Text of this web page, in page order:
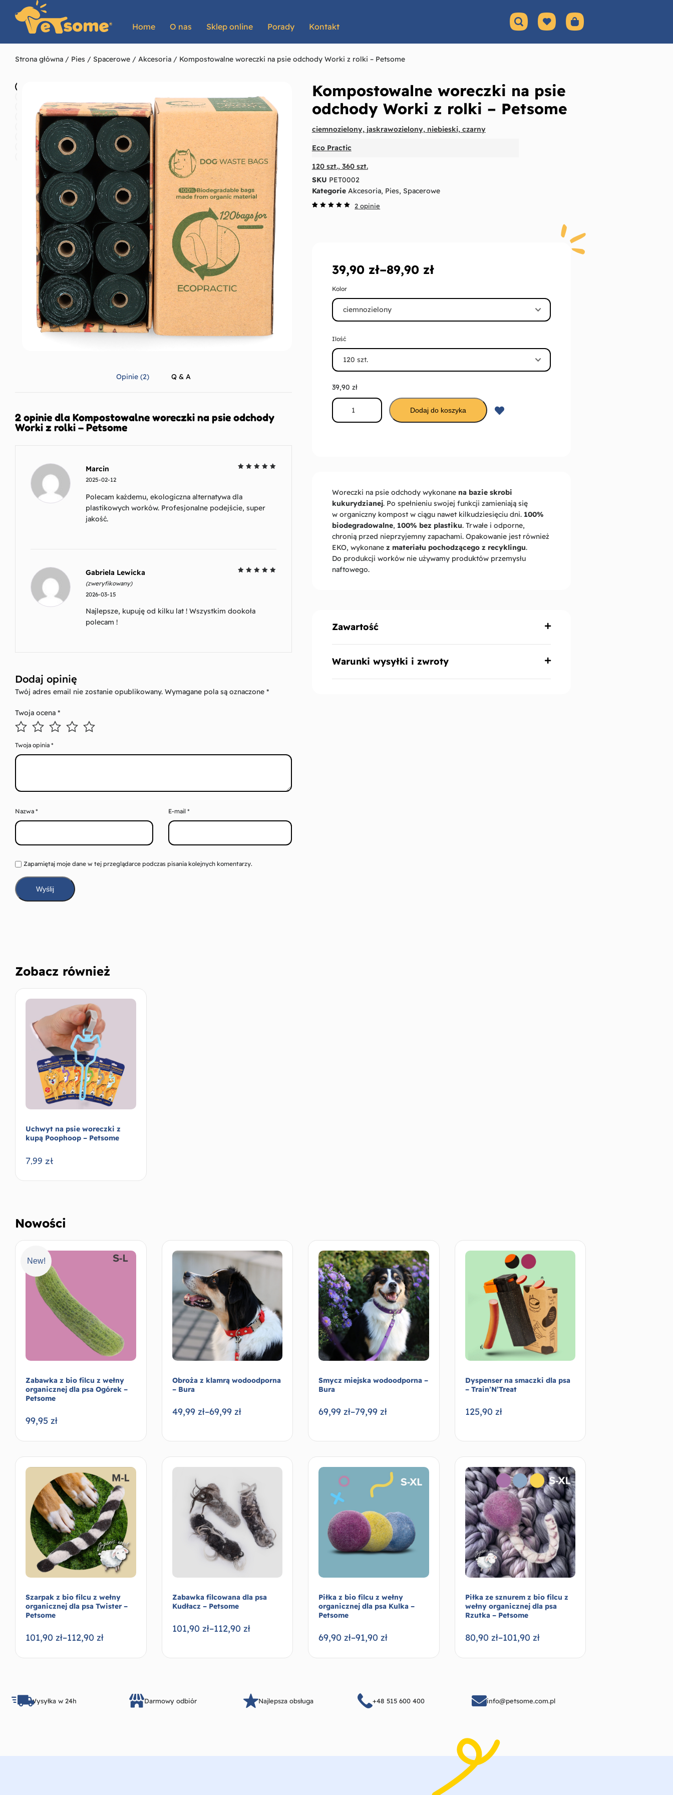
Home O nas Sklep online Porady Kontakt
Strona główna / Pies / Spacerowe / Akcesoria / Kompostowalne woreczki na psie odchody Worki z rolki – Petsome
Opinie (2) Q & A
2 opinie dla Kompostowalne woreczki na psie odchody
Worki z rolki – Petsome
Marcin
2025-02-12
Polecam każdemu, ekologiczna alternatywa dla
plastikowych worków. Profesjonalne podejście, super
jakość.
Gabriela Lewicka
(zweryfikowany)
2026-03-15
Najlepsze, kupuję od kilku lat ! Wszystkim dookoła
polecam !
Dodaj opinię
Twój adres email nie zostanie opublikowany. Wymagane pola są oznaczone *
Twoja ocena *
Twoja opinia *
Nazwa * E-mail*
Zapamiętaj moje dane w tej przeglądarce podczas pisania kolejnych komentarzy.
Kompostowalne woreczki na psie
odchody Worki z rolki – Petsome
ciemnozielony, jaskrawozielony, niebieski, czarny
Eco Practic
120 szt., 360 szt.
SKU PET0002
Kategorie Akcesoria, Pies, Spacerowe
2 opinie
39,90 zł–89,90 zł
Kolor
Ilość
39,90 zł
Dodaj do koszyka
Woreczki na psie odchody wykonane na bazie skrobi
kukurydzianej. Po spełnieniu swojej funkcji zamieniają się
w organiczny kompost w ciągu nawet kilkudziesięciu dni. 100%
biodegradowalne, 100% bez plastiku. Trwałe i odporne,
chronią przed nieprzyjemny zapachami. Opakowanie jest również
EKO, wykonane z materiału pochodzącego z recyklingu.
Do produkcji worków nie używamy produktów przemysłu
naftowego.
Zawartość
Warunki wysyłki i zwroty
Zobacz również
Uchwyt na psie woreczki z
kupą Poophoop – Petsome
7,99 zł
Nowości
New!
Zabawka z bio filcu z wełny
organicznej dla psa Ogórek –
Petsome
99,95 zł
Wybierz opcje
Obroża z klamrą wodoodporna
– Bura
49,99 zł–69,99 zł
Smycz miejska wodoodporna –
Bura
69,99 zł–79,99 zł
Wybierz opcje
Dyspenser na smaczki dla psa
– Train’N’Treat
125,90 zł
Wybierz opcje
Szarpak z bio filcu z wełny
organicznej dla psa Twister –
Petsome
101,90 zł–112,90 zł
Zabawka filcowana dla psa
Kudłacz – Petsome
101,90 zł–112,90 zł
Wybierz opcje
Piłka z bio filcu z wełny
organicznej dla psa Kulka –
Petsome
69,90 zł–91,90 zł
Piłka ze sznurem z bio filcu z
wełny organicznej dla psa
Rzutka – Petsome
80,90 zł–101,90 zł
Wysyłka w 24h Darmowy odbiór Najlepsza obsługa +48 515 600 400 info@petsome.com.pl